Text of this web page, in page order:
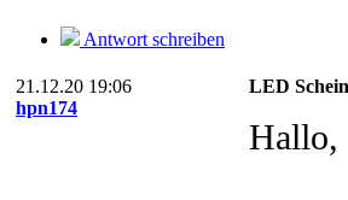
Antwort schreiben
21.12.20 19:06
hpn174
LED
Hallo,